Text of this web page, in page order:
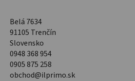
Belá 7634
91105 Trenčín
Slovensko
0948 368 954
0905 875 258
obchod@ilprimo.sk